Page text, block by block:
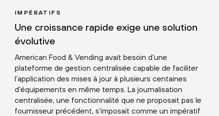
IMPÉRATIFS
Une croissance rapide exige une solution
évolutive
American Food & Vending avait besoin d’une
plateforme de gestion centralisée capable de faciliter
l’application des mises à jour à plusieurs centaines
d’équipements en même temps. La journalisation
centralisée, une fonctionnalité que ne proposait pas le
fournisseur précédent, s’imposait comme un impératif